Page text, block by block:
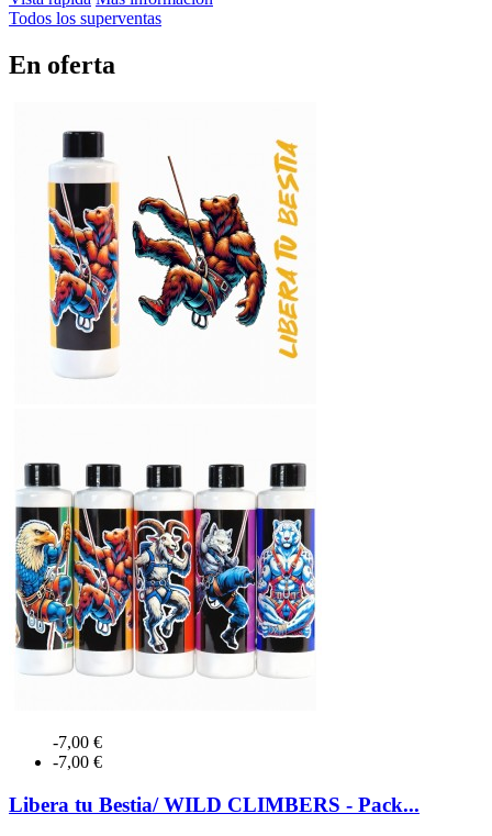
Todos los superventas
En oferta
-7,00 €
-7,00 €
Libera tu Bestia/ WILD CLIMBERS - Pack...